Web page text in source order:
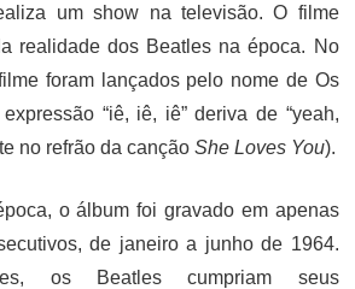
um show na televisão. O filme
realidade dos Beatles na época. No
foram lançados pelo nome de Os
“iê, iê, iê” deriva de “yeah,
no refrão da cançãoShe Loves You).
o álbum foi gravado em apenas
de janeiro a junho de 1964.
os Beatles cumpriam seus